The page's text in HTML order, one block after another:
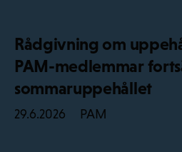
Rådgivning om
PAM-medlemmar
sommaruppehållet
29.6.2026 PAM